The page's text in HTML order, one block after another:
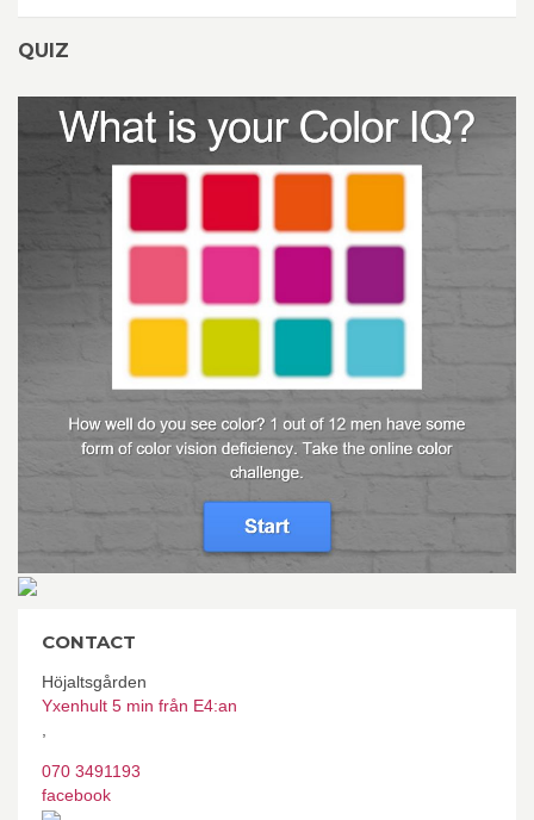
QUIZ
CONTACT
Höjaltsgården
Yxenhult 5 min från E4:an
070 3491193
facebook